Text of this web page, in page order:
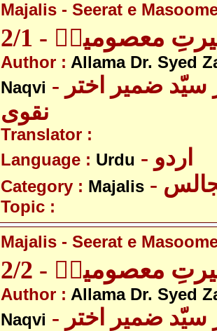
Majalis - Seerat e
معصومینؑ - 2/1
Author : Allama Dr. Syed
Naqvi - علامہ ڈاکٹر سیّد ضمیر اختر
نقوی
Translator :
Language : Urdu - اردو
Category : Majalis
Topic :
Majalis - Seerat e
معصومینؑ - 2/2
Author : Allama Dr. Syed
Naqvi - علامہ ڈاکٹر سیّد ضمیر اختر